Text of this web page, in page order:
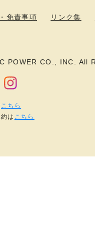
免責事項 リンク集
POWER CO., INC. All
こちら
は こちら